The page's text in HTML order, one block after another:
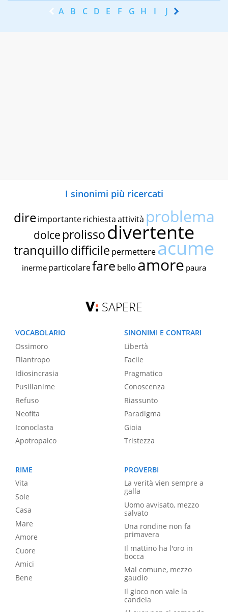
A B C D E F G H I J K
I sinonimi più ricercati
dire importante richiestaattività problema
dolce prolissodivertente
tranquillodifficile permettereacume
inerme particolarefare bello amore paura
SAPERE
VOCABOLARIO
Ossimoro
Filantropo
Idiosincrasia
Pusillanime
Refuso
Neofita
Iconoclasta
Apotropaico
SINONIMI E CONTRARI
Libertà
Facile
Pragmatico
Conoscenza
Riassunto
Paradigma
Gioia
Tristezza
RIME
Vita
Sole
Casa
Mare
Amore
Cuore
Amici
Bene
PROVERBI
La verità vien sempre a
galla
Uomo avvisato, mezzo
salvato
Una rondine non fa
primavera
Il mattino ha l'oro in
bocca
Mal comune, mezzo
gaudio
Il gioco non vale la
candela